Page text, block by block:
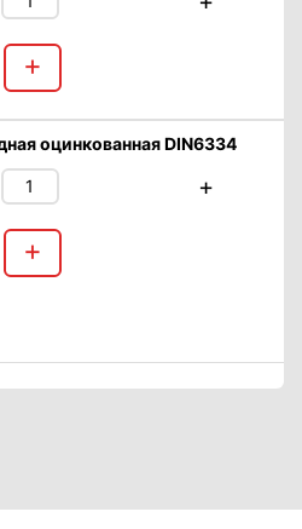
+
оцинкованная DIN6334
+
+